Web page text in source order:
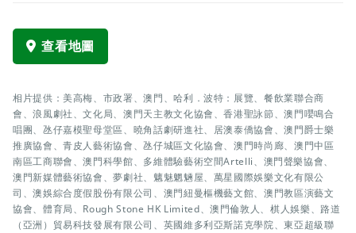
查看地圖
相片提供：美高梅、市政署、澳門、哈利．波特：展覽、餐飲業聯合商
會、浪風劇社、文化局、澳門天主教文化協會、香港聖詠節、澳門嚶鳴合
唱團、氹仔嘉模聖母堂區、曉角話劇研進社、居澳泰僑協會、澳門爵士樂
推廣協會、青皮人藝術協會、氹仔城區文化協會、澳門時尚廊、澳門中區
南區工商聯會、澳門科學館、多維體驗藝術空間Artelli、澳門聲樂協會、
澳門新媒體藝術協會、夢劇社、魑魅魍魎屋、萬星國際娛樂文化有限公
司、澳娛綜合度假股份有限公司、澳門紐曼樞機藝文館、澳門教區演藝文
協會、體育局、Rough Stone HK Limited、澳門倫敦人、棋人娛樂、路道
（亞洲）貿易科技發展有限公司、英國維多利亞斯諾克學院、東亞超級聯